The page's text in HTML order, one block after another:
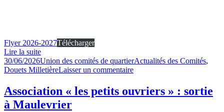
Flyer 2026-2027Télécharger
Lire la suite
Publié
le
30/06/2026Auteur
Union des comités de quartierCatégories
Actualités des Comités,
Douets MilletièreLaisser un commentairesur
brochure
2026-
Association « les petits ouvriers » : sortie
à Maulevrier